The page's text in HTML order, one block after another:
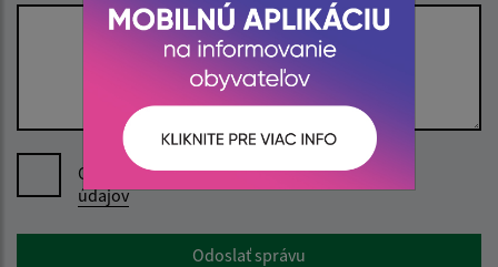
Oboznámil som sa sospracúvaním osobných
údajov
Google reCaptcha ResponseOdoslať správu